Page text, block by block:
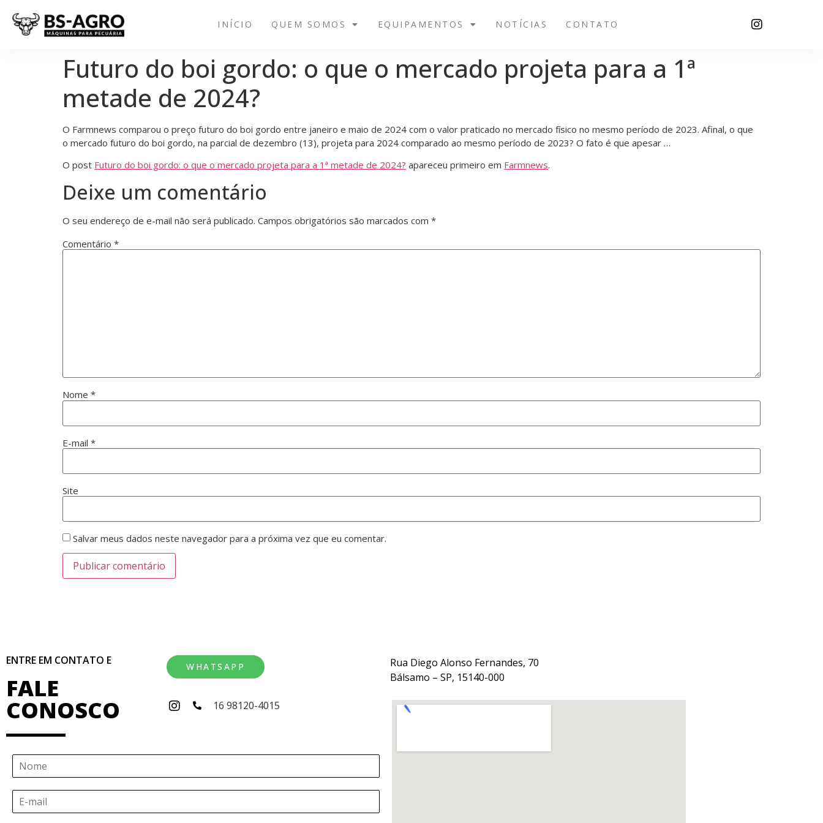
INÍCIO QUEM SOMOS EQUIPAMENTOS NOTÍCIAS CONTATO
Futuro do boi gordo: o que o mercado projeta para a 1ª
metade de 2024?
O Farmnews comparou o preço futuro do boi gordo entre janeiro e maio de 2024 com o valor praticado no mercado físico no mesmo período de 2023. Afinal, o que
o mercado futuro do boi gordo, na parcial de dezembro (13), projeta para 2024 comparado ao mesmo período de 2023? O fato é que apesar …
O post Futuro do boi gordo: o que o mercado projeta para a 1ª metade de 2024? apareceu primeiro em Farmnews.
Deixe um comentário
O seu endereço de e-mail não será publicado. Campos obrigatórios são marcados com *
Comentário *
Nome *
E-mail *
Site
Salvar meus dados neste navegador para a próxima vez que eu comentar.
ENTRE EM CONTATO E
FALE
CONOSCO
WHATSAPP
16 98120-4015
Rua Diego Alonso Fernandes, 70
Bálsamo – SP, 15140-000
N
E